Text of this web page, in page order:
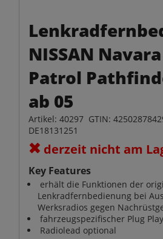
NISSAN
Patrol
ab 05
Artikel: 40297 GTIN:
DE18131251
derzeit nicht am
Key Features
erhält die Funktionen der
Lenkradfernbedienung bei
Werksradios gegen
fahrzeugspezifischer Plug
Radiolead optional